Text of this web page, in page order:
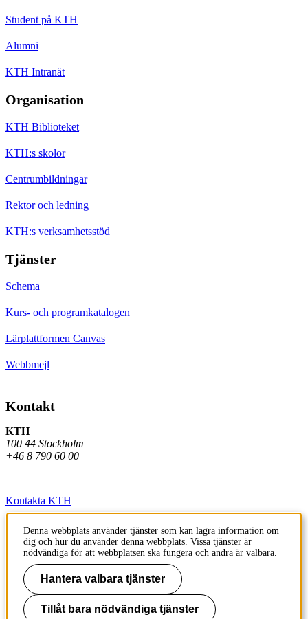
Student på KTH
Alumni
KTH Intranät
Organisation
KTH Biblioteket
KTH:s skolor
Centrumbildningar
Rektor och ledning
KTH:s verksamhetsstöd
Tjänster
Schema
Kurs- och programkatalogen
Lärplattformen Canvas
Webbmejl
Kontakt
KTH
100 44 Stockholm
+46 8 790 60 00
Kontakta KTH
Jobba på KTH
Press och media
Faktura och betalning KTH
Om KTH:s webbplatser
Denna webbplats använder tjänster som kan lagra information om
dig och hur du använder denna webbplats. Vissa tjänster är
nödvändiga för att webbplatsen ska fungera och andra är valbara.
Hantera valbara tjänster
Tillåt bara nödvändiga tjänster